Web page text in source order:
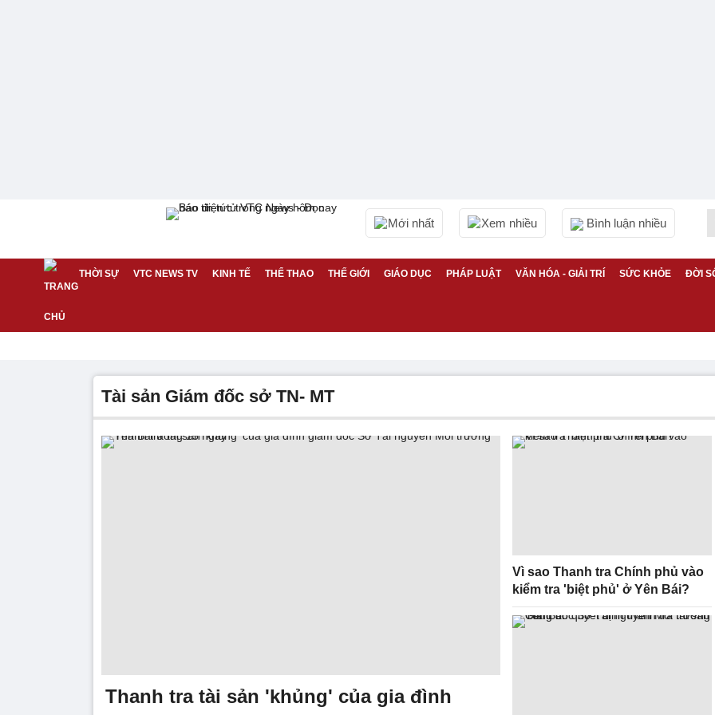
Mới nhất Xem nhiều Bình luận nhiều
THỜI SỰ VTC NEWS TV KINH TẾ THỂ THAO THẾ GIỚI GIÁO DỤC PHÁP LUẬT VĂN HÓA - GIẢI TRÍ SỨC KHỎE ĐỜI
tài sản Giám đốc sở TN- MT
Thanh tra tài sản 'khủng' của gia đình
Vì sao Thanh tra Chính phủ vào
kiểm tra 'biệt phủ' ở Yên Bái?